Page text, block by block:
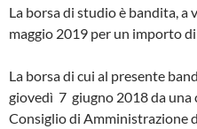
La borsa di studio è bandita, a
maggio 2019 per un importo
La borsa di cui al presente
giovedì 7 giugno 2018 da una
Consiglio di Amministrazione